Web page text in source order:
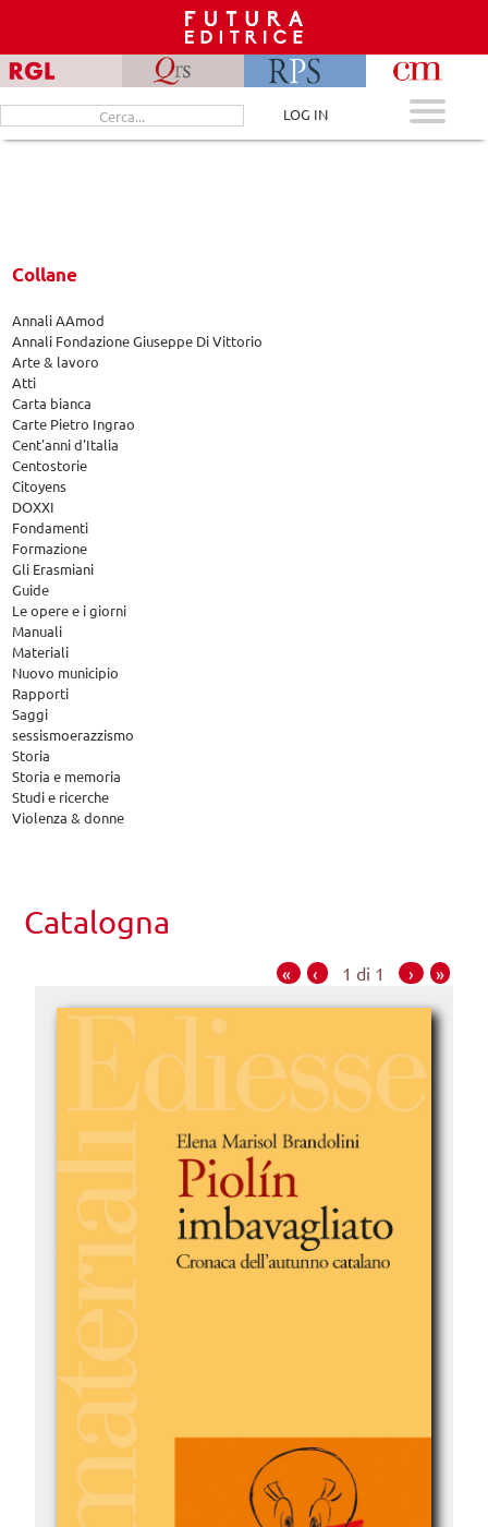
content
Cerca
per:
LOG IN
Collane
Annali AAmod
Annali Fondazione Giuseppe Di Vittorio
Arte & lavoro
Atti
Carta bianca
Carte Pietro Ingrao
Cent'anni d'Italia
Centostorie
Citoyens
DOXXI
Fondamenti
Formazione
Gli Erasmiani
Guide
Le opere e i giorni
Manuali
Materiali
Nuovo municipio
Rapporti
Saggi
sessismoerazzismo
Storia
Storia e memoria
Studi e ricerche
Violenza & donne
Catalogna
« ‹ 1 di 1 › »